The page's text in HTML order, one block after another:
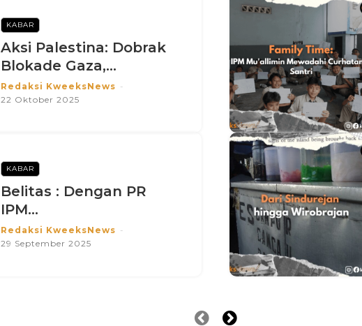
KABAR
Aksi Palestina: Dobrak
Blokade Gaza,...
Redaksi KweeksNews -
22 Oktober 2025
KABAR
Belitas : Dengan PR
IPM...
Redaksi KweeksNews -
29 September 2025